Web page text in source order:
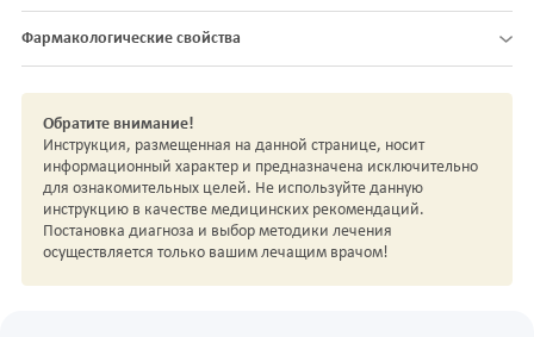
Фармакологические свойства
Обратите внимание!
Инструкция, размещенная на данной странице, носит
информационный характер и предназначена исключительно
для ознакомительных целей. Не используйте данную
инструкцию в качестве медицинских рекомендаций.
Постановка диагноза и выбор методики лечения
осуществляется только вашим лечащим врачом!